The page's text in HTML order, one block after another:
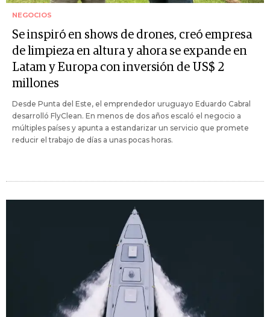
NEGOCIOS
Se inspiró en shows de drones, creó empresa
de limpieza en altura y ahora se expande en
Latam y Europa con inversión de US$ 2
millones
Desde Punta del Este, el emprendedor uruguayo Eduardo Cabral
desarrolló FlyClean. En menos de dos años escaló el negocio a
múltiples países y apunta a estandarizar un servicio que promete
reducir el trabajo de días a unas pocas horas.